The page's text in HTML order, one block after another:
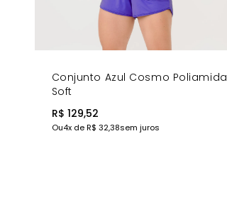
Conjunto Azul Cosmo Poliamida
Soft
R$ 129,52
Ou4x deR$ 32,38sem juros